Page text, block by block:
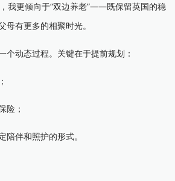
我更倾向于“双边养老”——既保留英国的稳
母有更多的相聚时光。
个动态过程。关键在于提前规划：
险；
陪伴和照护的形式。